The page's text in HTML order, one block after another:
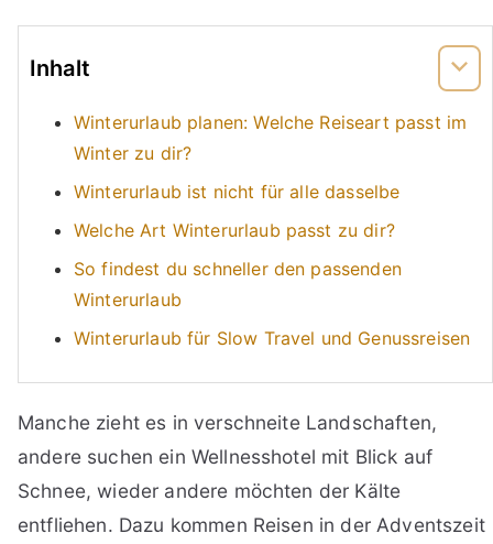
Inhalt
Winterurlaub planen: Welche Reiseart passt im
Winter zu dir?
Winterurlaub ist nicht für alle dasselbe
Welche Art Winterurlaub passt zu dir?
So findest du schneller den passenden
Winterurlaub
Winterurlaub für Slow Travel und Genussreisen
Manche zieht es in verschneite Landschaften,
andere suchen ein Wellnesshotel mit Blick auf
Schnee, wieder andere möchten der Kälte
entfliehen. Dazu kommen Reisen in der Adventszeit